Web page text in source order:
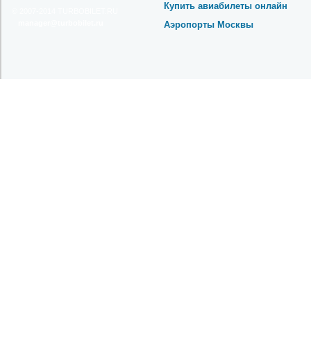
Купить авиабилеты онлайн
Аэропорты Москвы